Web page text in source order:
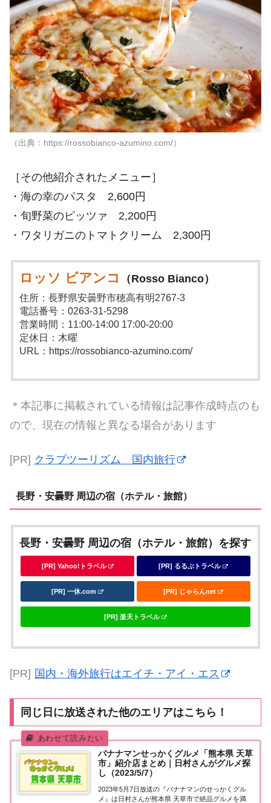
（出典：https://rossobianco-azumino.com/）
［その他紹介されたメニュー］
・海の幸のパスタ 2,600円
・旬野菜のピッツァ 2,200円
・ワタリガニのトマトクリーム 2,300円
ロッソ ビアンコ （Rosso Bianco）
住所：長野県安曇野市穂高有明2767-3
電話番号：0263-31-5298
営業時間：11:00-14:00 17:00-20:00
定休日：木曜
URL：https://rossobianco-azumino.com/
＊本記事に掲載されている情報は記事作成時点のも
ので、現在の情報と異なる場合があります
[PR] クラブツーリズム 国内旅行
長野・安曇野 周辺の宿（ホテル・旅館）
長野・安曇野 周辺の宿（ホテル・旅館）を探す
[PR] Yahoo!トラベル [PR] るるぶトラベル
[PR] 一休.com [PR] じゃらんnet
[PR] 楽天トラベル
[PR] 国内・海外旅行はエイチ・アイ・エス
同じ日に放送された他のエリアはこちら！
バナナマンせっかくグルメ「熊本県 天草
市」紹介店まとめ｜日村さんがグルメ探
し（2023/5/7）
2023年5月7日放送の『バナナマンのせっかくグル
メ』は日村さんが熊本県 天草市で絶品グルメを満